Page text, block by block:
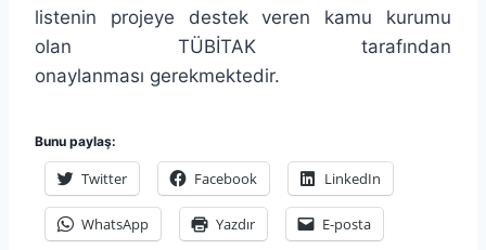
listenin projeye destek veren kamu kurumu
olan TÜBİTAK tarafından
onaylanması gerekmektedir.
Bunu paylaş:
Twitter Facebook LinkedIn
WhatsApp Yazdır E-posta